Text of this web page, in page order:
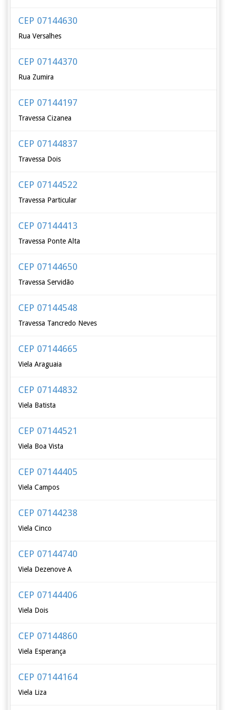
CEP 07144630
Rua Versalhes
CEP 07144370
Rua Zumira
CEP 07144197
Travessa Cizanea
CEP 07144837
Travessa Dois
CEP 07144522
Travessa Particular
CEP 07144413
Travessa Ponte Alta
CEP 07144650
Travessa Servidão
CEP 07144548
Travessa Tancredo Neves
CEP 07144665
Viela Araguaia
CEP 07144832
Viela Batista
CEP 07144521
Viela Boa Vista
CEP 07144405
Viela Campos
CEP 07144238
Viela Cinco
CEP 07144740
Viela Dezenove A
CEP 07144406
Viela Dois
CEP 07144860
Viela Esperança
CEP 07144164
Viela Liza